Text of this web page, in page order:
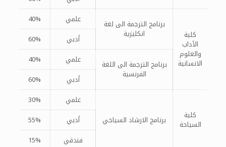
كلية
الآداب
والعلوم
الانسانية
برنامج الترجمة الى لغة
انكليزية
علمي
40%
أدبي
60%
برنامج الترجمة الى اللغة
الفرنسية
علمي
40%
أدبي
60%
كلية
السياحة برنامج الارشاد السياحي
علمي
30%
أدبي
55%
فندقي
15%